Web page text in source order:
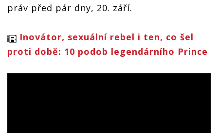
práv před pár dny, 20. září.
Inovátor, sexuální rebel i ten, co šel
proti době: 10 podob legendárního Prince